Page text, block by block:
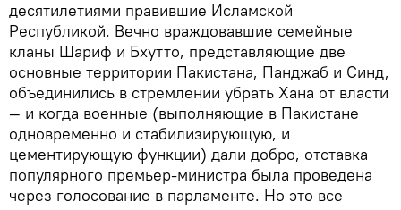
десятилетиями правившие Исламской
Республикой. Вечно враждовавшие семейные
кланы Шариф и Бхутто, представляющие две
основные территории Пакистана, Панджаб и Синд,
объединились в стремлении убрать Хана от власти
— и когда военные (выполняющие в Пакистане
одновременно и стабилизирующую, и
цементирующую функции) дали добро, отставка
популярного премьер-министра была проведена
через голосование в парламенте. Но это все